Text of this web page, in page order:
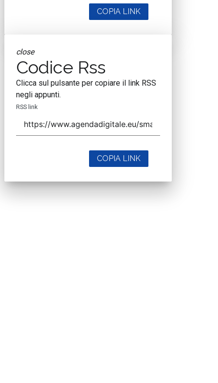
COPIA LINK
close
Codice Rss
Clicca sul pulsante per copiare il link RSS
negli appunti.
RSS link
COPIA LINK